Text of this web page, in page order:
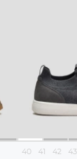
40 41 42 43